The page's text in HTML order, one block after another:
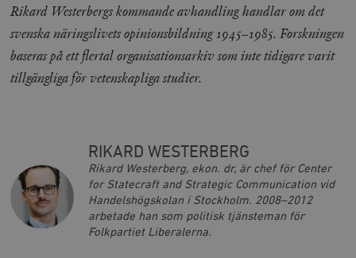
Rikard Westerbergs kommande avhandling handlar om det
svenska näringslivets opinionsbildning 1945–1985. Forskningen
baseras på ett flertal organisationsarkiv som inte tidigare varit
tillgängliga för vetenskapliga studier.
RIKARD WESTERBERG
Rikard Westerberg, ekon. dr, är chef för Center
for Statecraft and Strategic Communication vid
Handelshögskolan i Stockholm. 2008–2012
arbetade han som politisk tjänsteman för
Folkpartiet Liberalerna.